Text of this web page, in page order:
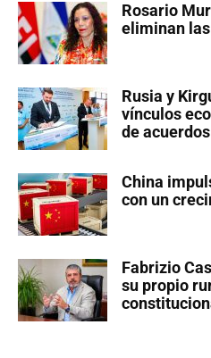
Rosario
eliminan
Rusia y
vínculos
de
China
con un
Fabrizio
su propio